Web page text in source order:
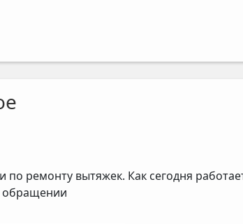
по ремонту вытяжек. Как сегодня
обращении